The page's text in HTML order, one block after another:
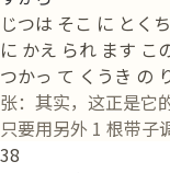
じつは そこ に とく
に かえ られ ます こ
つかっ て くうき の
张：其实，这正是它
只要用另外 1 根带子
38